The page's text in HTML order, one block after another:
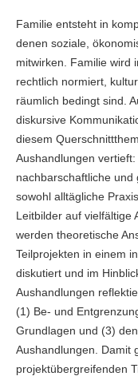
Familie entsteht in
denen soziale,
mitwirken. Familie wird
rechtlich normiert,
räumlich bedingt sind.
diskursive
diesem
Aushandlungen
nachbarschaftliche und
sowohl alltägliche
Leitbilder auf vielfältige
werden theoretische
Teilprojekten in einem
diskutiert und im
Aushandlungen
(1) Be- und
Grundlagen und (3)
Aushandlungen. Damit
projektübergreifenden